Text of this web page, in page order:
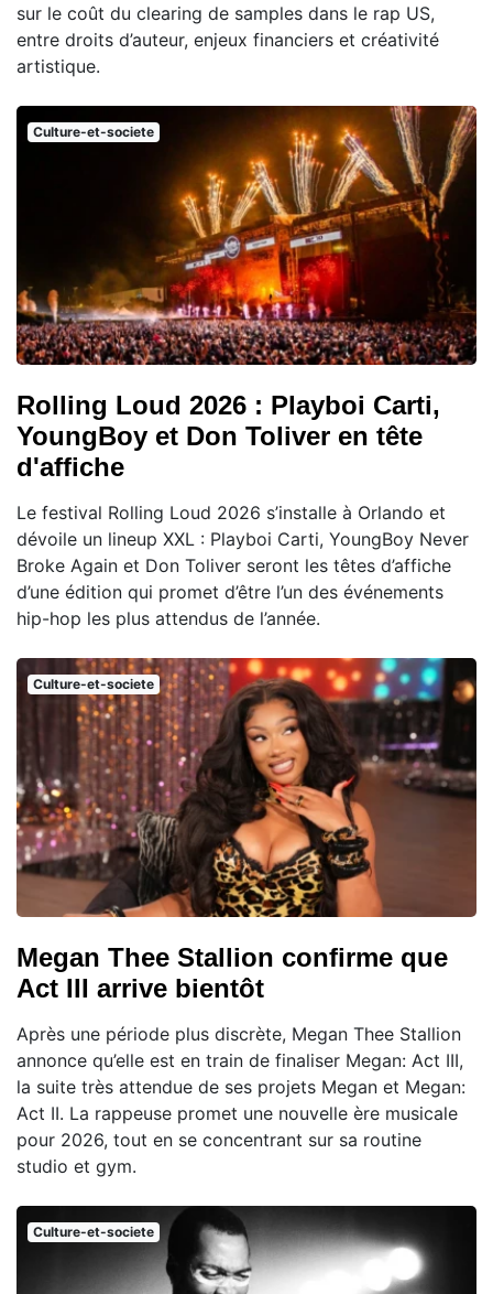
sur le coût du clearing de samples dans le rap US,
entre droits d’auteur, enjeux financiers et créativité
artistique.
Culture-et-societe
Rolling Loud 2026 : Playboi Carti,
YoungBoy et Don Toliver en tête
d'affiche
Le festival Rolling Loud 2026 s’installe à Orlando et
dévoile un lineup XXL : Playboi Carti, YoungBoy Never
Broke Again et Don Toliver seront les têtes d’affiche
d’une édition qui promet d’être l’un des événements
hip-hop les plus attendus de l’année.
Culture-et-societe
Megan Thee Stallion confirme que
Act III arrive bientôt
Après une période plus discrète, Megan Thee Stallion
annonce qu’elle est en train de finaliser Megan: Act III,
la suite très attendue de ses projets Megan et Megan:
Act II. La rappeuse promet une nouvelle ère musicale
pour 2026, tout en se concentrant sur sa routine
studio et gym.
Culture-et-societe